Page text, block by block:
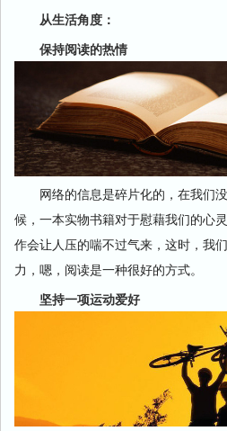
从生活角度：
保持阅读的热情
网络的信息是碎片化的，在我们
候，一本实物书籍对于慰藉我们的心
作会让人压的喘不过气来，这时，我
力，嗯，阅读是一种很好的方式。
坚持一项运动爱好